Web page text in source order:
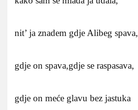
nit’ ja znadem gdje Alibeg spava,
gdje on spava,gdje se raspasava,
gdje on meće glavu bez jastuka